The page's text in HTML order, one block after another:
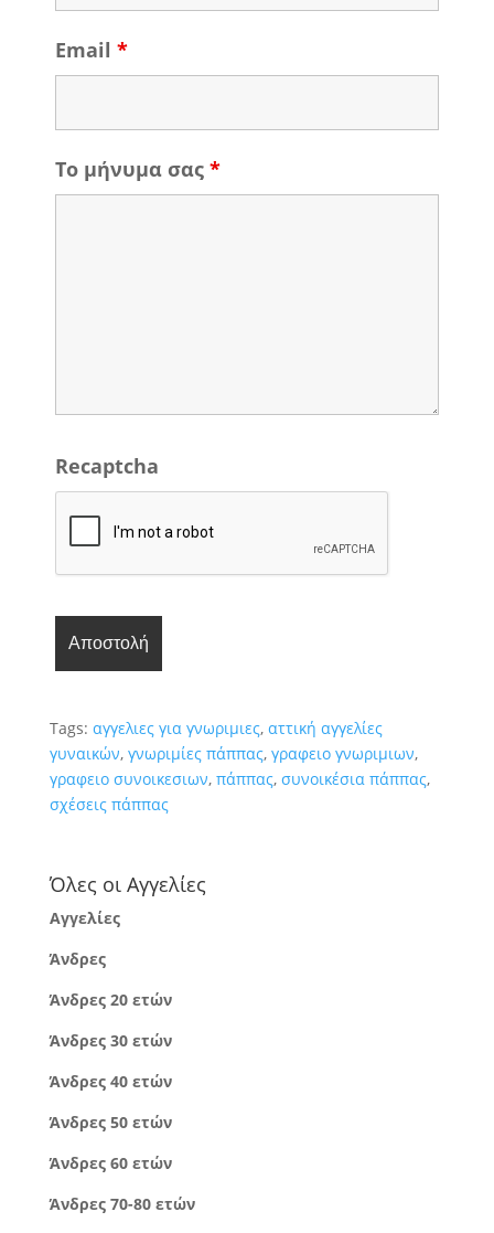
Email *
Το μήνυμα σας *
Recaptcha
Tags: αγγελιες για γνωριμιες, αττική αγγελίες
γυναικών, γνωριμίες πάππας, γραφειο γνωριμιων,
γραφειο συνοικεσιων, πάππας, συνοικέσια πάππας,
σχέσεις πάππας
Όλες οι Αγγελίες
Αγγελίες
Άνδρες
Άνδρες 20 ετών
Άνδρες 30 ετών
Άνδρες 40 ετών
Άνδρες 50 ετών
Άνδρες 60 ετών
Άνδρες 70-80 ετών